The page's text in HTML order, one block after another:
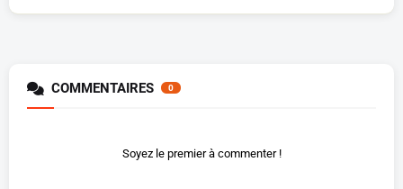
COMMENTAIRES 0
Soyez le premier à commenter !